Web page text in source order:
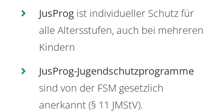
JusProg ist individueller Schutz für
alle Altersstufen, auch bei mehreren
Kindern
JusProg-Jugendschutzprogramme
sind von der FSM gesetzlich
anerkannt (§ 11 JMStV).